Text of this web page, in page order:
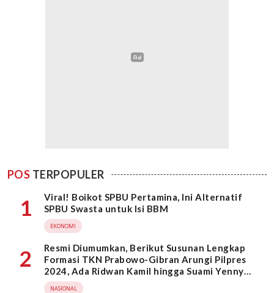
POS TERPOPULER
1
Viral! Boikot SPBU Pertamina, Ini Alternatif
SPBU Swasta untuk Isi BBM
EKONOMI
2
Resmi Diumumkan, Berikut Susunan Lengkap
Formasi TKN Prabowo-Gibran Arungi Pilpres
2024, Ada Ridwan Kamil hingga Suami Yenny
Wahid
NASIONAL